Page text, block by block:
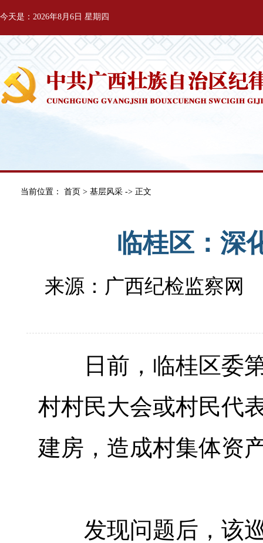
今天是：2026年8月6日 星期四
当前位置： 首页 > 基层风采 -> 正文
临桂区：深
来源：广西纪检监察
日前，临桂区委第
村村民大会或村民代
建房，造成村集体资
发现问题后，该巡